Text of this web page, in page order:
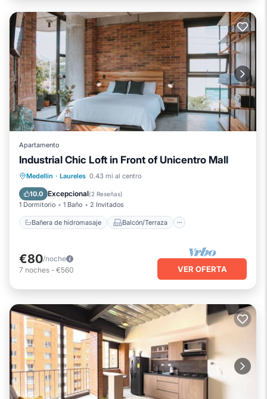
Apartamento
Industrial Chic Loft in Front of Unicentro Mall
Medellin · Laureles 0.43 mi al centro
10.0 Excepcional(2 Reseñas)
1 Dormitorio 1 Baño 2 Invitados
Bañera de hidromasaje Balcón/Terraza
Bañera de hidromasaje
Cocina
Aire acondicionado
€80/noche
7 noches - €560 VER OFERTA